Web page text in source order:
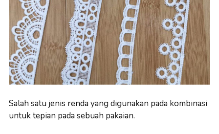
Salah satu jenis renda yang digunakan pada kombinasi
untuk tepian pada sebuah pakaian.